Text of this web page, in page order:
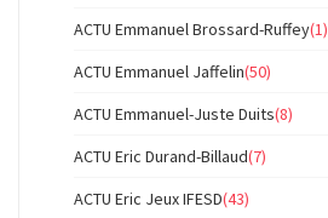
ACTU Emmanuel Brossard-Ruffey(1)
ACTU Emmanuel Jaffelin(50)
ACTU Emmanuel-Juste Duits(8)
ACTU Eric Durand-Billaud(7)
ACTU Eric Jeux IFESD(43)